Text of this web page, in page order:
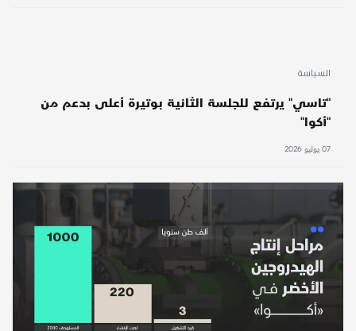
السياسة
"تاسي" يرتفع للجلسة الثانية بوتيرة أعلى بدعم من
"أكوا"
07 يوليو 2026